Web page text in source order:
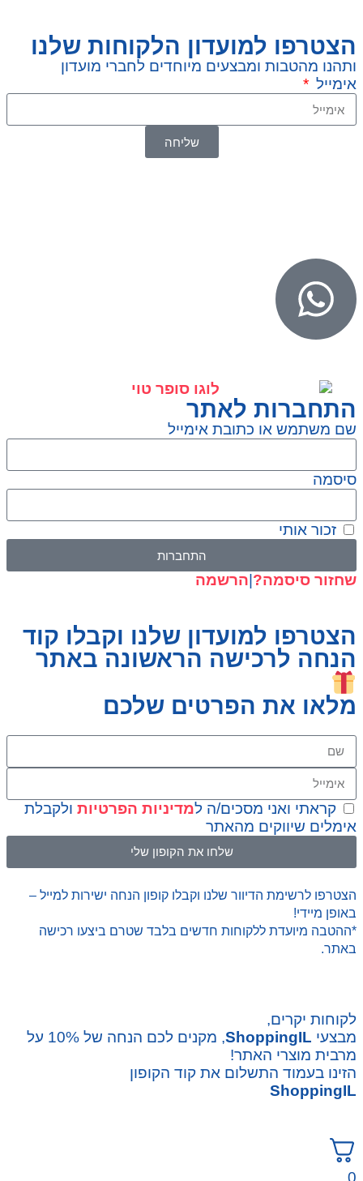
הצטרפו למועדון הלקוחות שלנו
ותהנו מהטבות ומבצעים מיוחדים לחברי מועדון
אימייל
שליחה
התחברות לאתר
שם משתמש או כתובת אימייל
סיסמה
זכור אותי
התחברות
שחזור סיסמה? הרשמה
הצטרפו למועדון שלנו וקבלו קוד
הנחה לרכישה הראשונה באתר
מלאו את הפרטים שלכם
קראתי ואני מסכים/ה למדיניות הפרטיות ולקבלת
אימלים שיווקים מהאתר
שלחו את הקופון שלי
הצטרפו לרשימת הדיוור שלנו וקבלו קופון הנחה ישירות למייל –
באופן מיידי!
*ההטבה מיועדת ללקוחות חדשים בלבד שטרם ביצעו רכישה
באתר.
לקוחות יקרים,
מבצעי ShoppingIL
, מקנים לכם הנחה של 10% על
מרבית מוצרי האתר!
הזינו בעמוד התשלום את קוד הקופון
ShoppingIL
0